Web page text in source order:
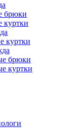
брюки
куртки
куртки
брюки
куртки